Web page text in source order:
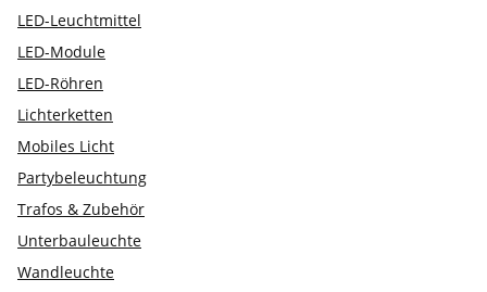
LED-Leuchtmittel
LED-Module
LED-Röhren
Lichterketten
Mobiles Licht
Partybeleuchtung
Trafos & Zubehör
Unterbauleuchte
Wandleuchte